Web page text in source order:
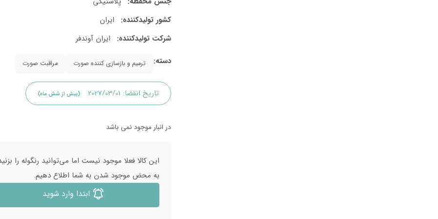
کشور تولید‎کننده:
ایران
شرکت تولید‎کننده:
ایران آوندفر
دسته:
ترمیم و بازسازی کننده صورت مراقبت صورت
تاریخ انقضا: 2027/03/01 (بیش از شش ماه)
در انبار موجود نمی باشد
این کالا فعلا موجود نیست اما می‌توانید رنگوله را
به محض موجود شدن به شما اطلاع دهیم.
ابتدا وارد شوید